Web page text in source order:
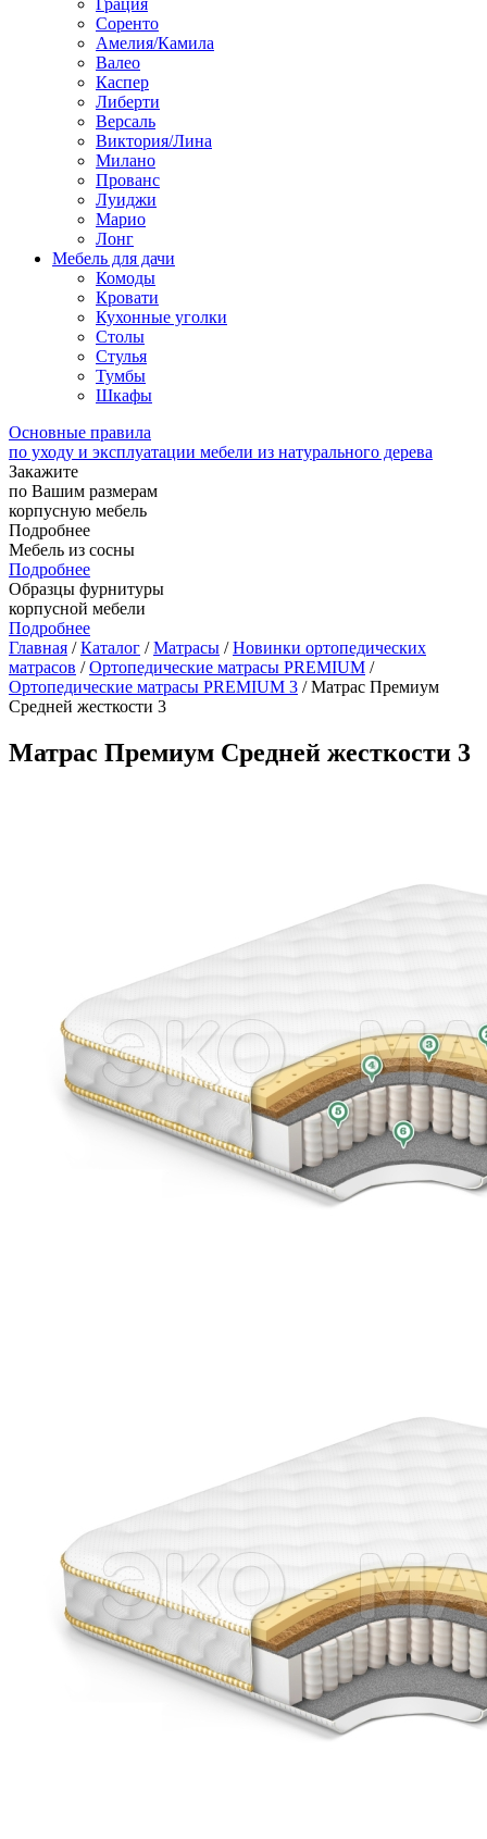
Грация
Соренто
Амелия/Камила
Валео
Каспер
Либерти
Версаль
Виктория/Лина
Милано
Прованс
Луиджи
Марио
Лонг
Мебель для дачи
Комоды
Кровати
Кухонные уголки
Столы
Стулья
Тумбы
Шкафы
Основные правила
по уходу и эксплуатации мебели из натурального дерева
Закажите
по Вашим размерам
корпусную мебель
Подробнее
Мебель из сосны
Подробнее
Образцы фурнитуры
корпусной мебели
Подробнее
Главная /Каталог /Матрасы /Новинки ортопедических
матрасов /Ортопедические матрасы PREMIUM /
Ортопедические матрасы PREMIUM 3 / Матрас Премиум
Средней жесткости 3
Матрас Премиум Средней жесткости 3